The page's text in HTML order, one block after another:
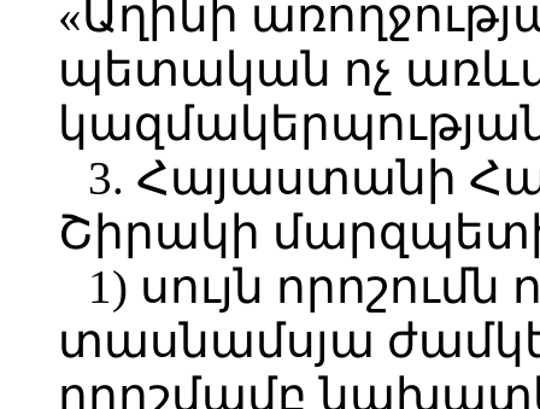
«Աղինի
պետական ոչ
3. Հայաստանի
Շիրակի
1) սույն
տասնամսյա
որոշմամբ